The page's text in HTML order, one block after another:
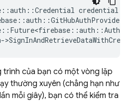
::auth ::Credential credential
::auth ::GitHubAuthProvider
:: Future<firebase ::auth ::
->
trình của bạn có một vòng lặp
thường xuyên (chẳng hạn như
mỗi giây), bạn có thể kiểm tra